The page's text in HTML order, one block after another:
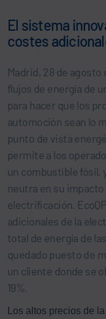
El sistema
costes
Madrid, 28 de agosto
flujos de energía de
para hacer que los
automoción sean lo
punto de vista
permite a los
un combustible fósil,
neutra en su
electrificación.
adicionales de la
total de energía de
quedado puesto de
un cliente donde se
19%.
Los altos precios de